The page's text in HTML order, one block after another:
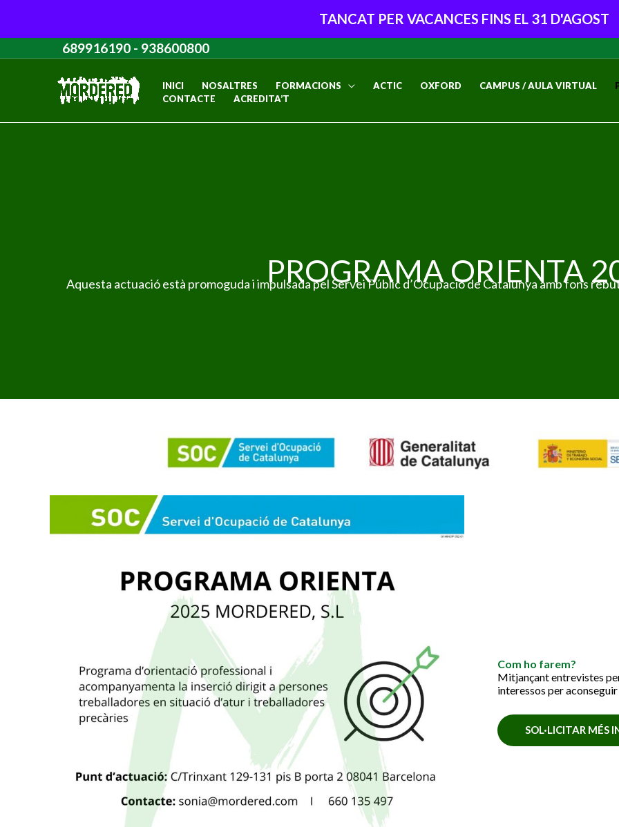
TANCAT PER VACANCES FINS EL 31 D'AGOST
al
689916190- 938600800
INICI NOSALTRES FORMACIONS ACTIC OXFORD CAMPUS / AULA VIRTUAL
CONTACTE
ACREDITA’T
PROGRAMA ORIENTA
Aquesta actuació està promoguda i impulsada pel Servei Públic d’Ocupació de Catalunya amb fons
Com ho farem?
Mitjançant entrevistes
interessos per
SOL·LICITAR MÉS